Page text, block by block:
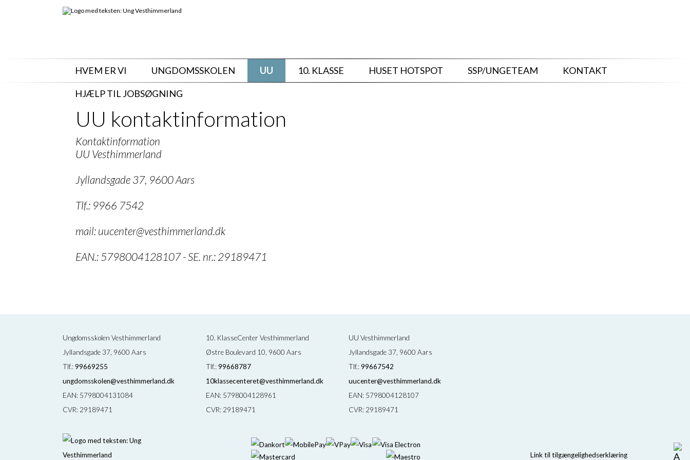
HVEM ER VI UNGDOMSSKOLEN UU 10. KLASSE HUSET HOTSPOT SSP/UNGETEAM KONTAKT
HJÆLP TIL JOBSØGNING
UU kontaktinformation
Kontaktinformation
UU Vesthimmerland
Jyllandsgade 37, 9600 Aars
Tlf.: 9966 7542
mail: uucenter@vesthimmerland.dk
EAN.: 5798004128107 - SE. nr.: 29189471
Ungdomsskolen Vesthimmerland
Jyllandsgade 37, 9600 Aars
Tlf.:99669255
ungdomsskolen@vesthimmerland.dk
EAN: 5798004131084
CVR: 29189471
10. KlasseCenter Vesthimmerland
Østre Boulevard 10, 9600 Aars
Tlf.:99668787
10klassecenteret@vesthimmerland.dk
EAN: 5798004128961
CVR: 29189471
UU Vesthimmerland
Jyllandsgade 37, 9600 Aars
Tlf.:99667542
uucenter@vesthimmerland.dk
EAN: 5798004128107
CVR: 29189471
Link til tilgængelighedserklæring